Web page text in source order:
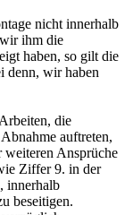
nicht innerhalb
ihm die
haben, so gilt die
denn, wir haben
die
auftreten,
weiteren Ansprüche
Ziffer 9. in der
innerhalb
beseitigen.